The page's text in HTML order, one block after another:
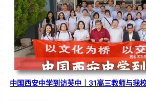
开
展
中国西安中学到访芙中｜31高三教师与我